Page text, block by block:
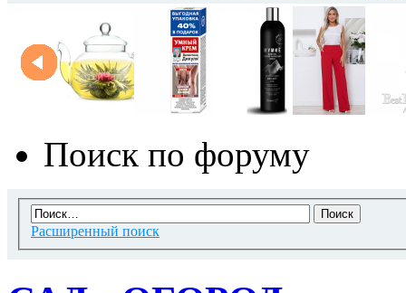
Поиск по форуму
Расширенный поиск